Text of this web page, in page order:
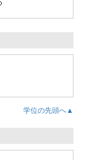
学位の先頭へ▲